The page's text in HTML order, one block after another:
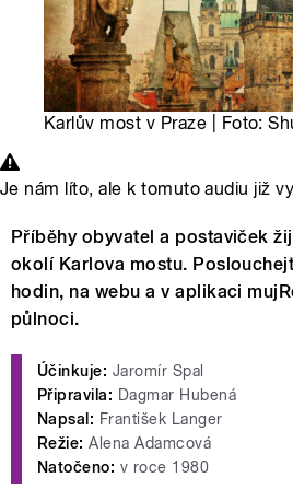
Karlův most v Praze | Foto:
Je nám líto, ale k tomuto audiu již
Příběhy obyvatel a postaviček
okolí Karlova mostu.
hodin, na webu a v aplikaci
půlnoci.
Účinkuje: Jaromír Spal
Připravila: Dagmar Hubená
Napsal: František Langer
Režie: Alena Adamcová
Natočeno: v roce 1980